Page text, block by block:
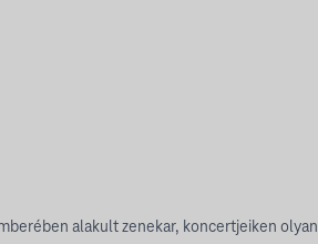
alakult zenekar, koncertjeiken olyan